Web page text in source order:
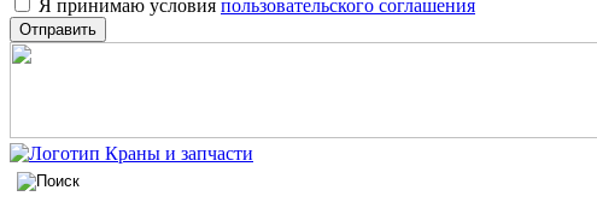
Я принимаю условия пользовательского соглашения
Отправить